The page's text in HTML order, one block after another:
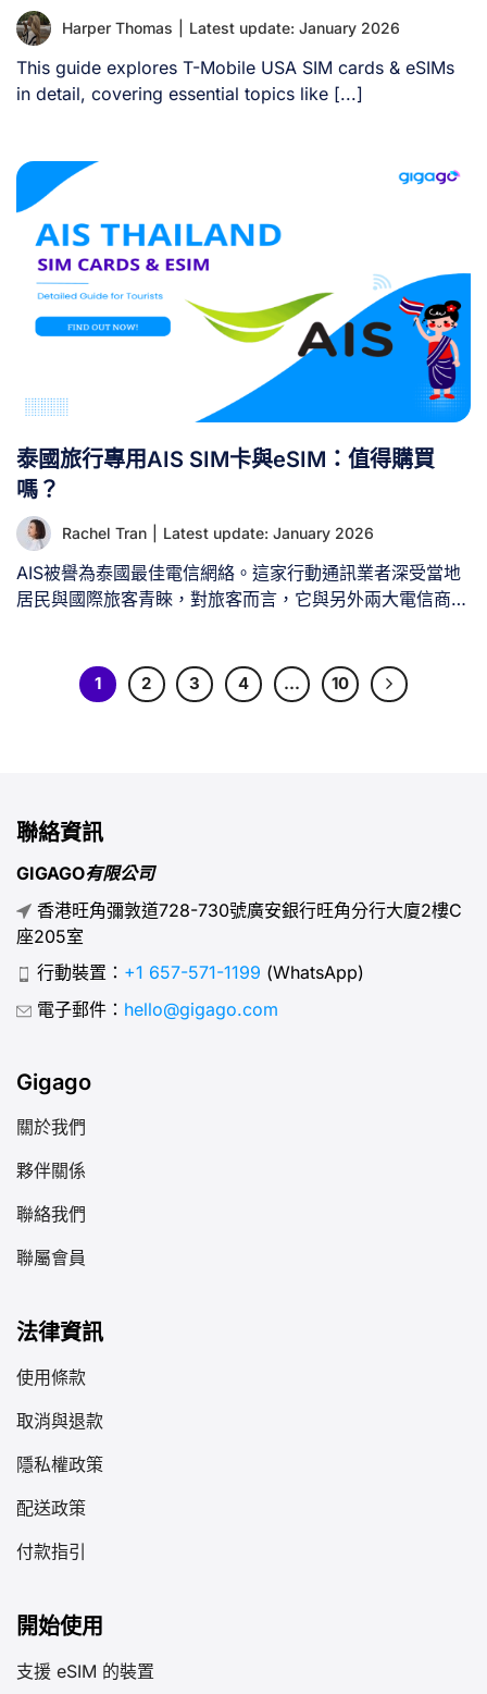
Harper Thomas Latest update: January 2026
This guide explores T-Mobile USA SIM cards & eSIMs
in detail, covering essential topics like [...]
泰國旅行專用AIS SIM卡與eSIM：值得購買
嗎？
Rachel Tran Latest update: January 2026
AIS被譽為泰國最佳電信網絡。這家行動通訊業者深受當地
居民與國際旅客青睞，對旅客而言，它與另外兩大電信商
卡/eSIM，請詳閱本指南。本文將全面解析AIS SIM卡服
務，涵蓋優缺點、最適合旅客的資費方案、價格資訊、購買
旅客量身打造的多樣化方案，建立起卓越聲譽。 AIS的核心
優勢包括： II. AIS服務相較於其他泰國行動通訊業者表現如
何？ 憑藉卓越的網路覆蓋、高速網路及為本地居民與遊客
量身打造的服務，AIS始終被評為泰國頂尖行動通訊業者。
以下是AIS超越競爭對手如DTAC與TrueMove H的優勢：
[...]
1 2 3 4 … 10
聯絡資訊
GIGAGO有限公司
香港旺角彌敦道728-730號廣安銀行旺角分行大廈2樓C
座205室
行動裝置： +1 657-571-1199 (WhatsApp)
電子郵件： hello@gigago.com
Gigago
關於我們
夥伴關係
聯絡我們
聯屬會員
法律資訊
使用條款
取消與退款
隱私權政策
配送政策
付款指引
開始使用
支援 eSIM 的裝置